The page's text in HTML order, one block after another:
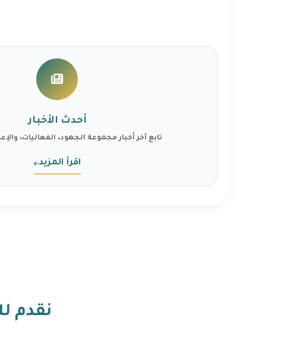
أحدث الأخبار
تابع آخر أخبار مجموعة الجهود، الفعاليات،
اقرأ المزيد
نقدم